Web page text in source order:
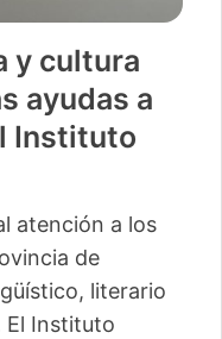
y cultura
ayudas a
Instituto
atención a los
de
literario
El Instituto